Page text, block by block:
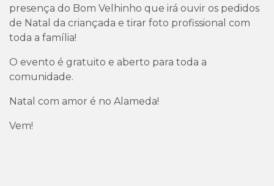
presença do Bom Velhinho que irá ouvir os pedidos
de Natal da criançada e tirar foto profissional com
toda a família!
O evento é gratuito e aberto para toda a
comunidade.
Natal com amor é no Alameda!
Vem!